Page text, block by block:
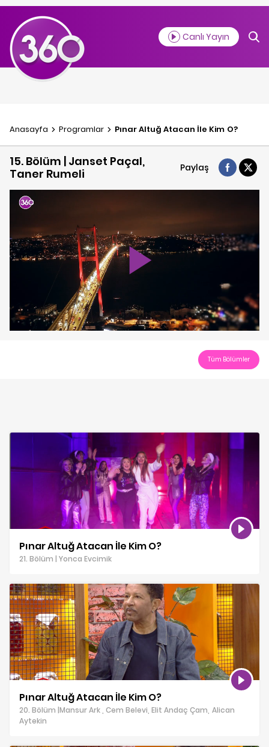
Canlı Yayın
Anasayfa Programlar Pınar Altuğ Atacan İle Kim O?
15. Bölüm | Janset Paçal,
Taner Rumeli
Paylaş
Play
Video
Tüm Bölümler
Pınar Altuğ Atacan İle Kim O?
21. Bölüm | Yonca Evcimik
Pınar Altuğ Atacan İle Kim O?
20. Bölüm |Mansur Ark , Cem Belevi, Elit Andaç Çam, Alican
Aytekin